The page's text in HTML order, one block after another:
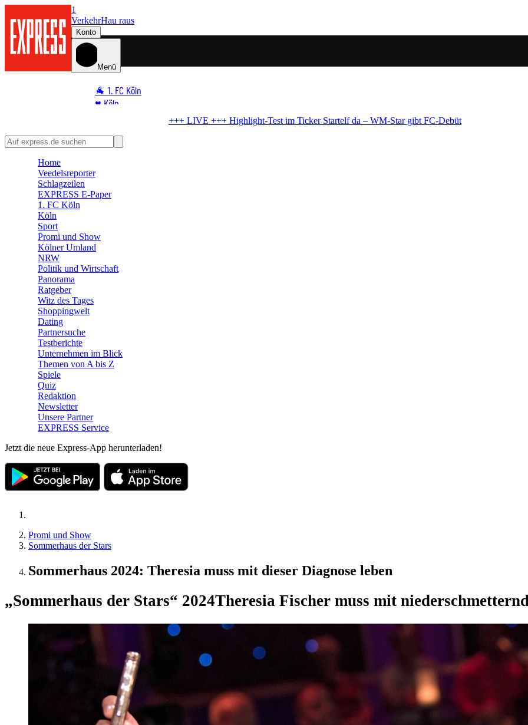
1
VerkehrHau raus
Konto
Menü
🐐 1. FC Köln
♥️ Köln
🏆 Sport
🛒 Shoppingwelt
Startelf da – WM-Star gibt FC-Debüt
Home
Veedelsreporter
Schlagzeilen
EXPRESS E-Paper
1. FC Köln
Köln
Sport
Promi und Show
Kölner Umland
NRW
Politik und Wirtschaft
Panorama
Ratgeber
Witz des Tages
Shoppingwelt
Dating
Partnersuche
Testberichte
Unternehmen im Blick
Themen von A bis Z
Spiele
Quiz
Redaktion
Newsletter
Unsere Partner
EXPRESS Service
Jetzt die neue Express-App herunterladen!
Promi und Show
Sommerhaus der Stars
Sommerhaus 2024: Theresia muss mit dieser Diagnose leben
„Sommerhaus der Stars“ 2024Theresia Fischer muss mit